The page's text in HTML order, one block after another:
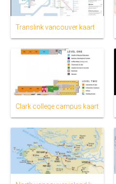
Translink vancouver kaart
Clark college campus kaart